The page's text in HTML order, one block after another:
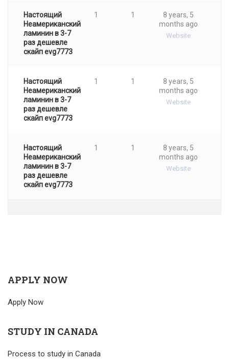
Настоящий
Неамериканский
ламинин в 3-7
раз дешевле
cкaйп evg7773
1 1
8 years, 5
months ago
Website
Настоящий
Неамериканский
ламинин в 3-7
раз дешевле
cкaйп evg7773
1 1
8 years, 5
months ago
Website
Настоящий
Неамериканский
ламинин в 3-7
раз дешевле
cкaйп evg7773
1 1
8 years, 5
months ago
Website
APPLY NOW
Apply Now
STUDY IN CANADA
Process to study in Canada